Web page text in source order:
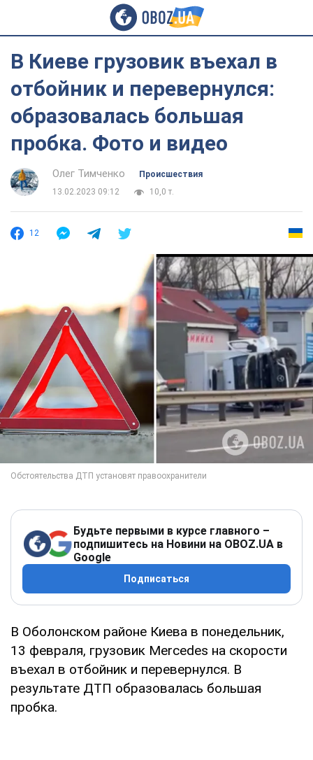
В Киеве грузовик въехал в
отбойник и перевернулся:
образовалась большая
пробка. Фото и видео
Олег Тимченко
Происшествия
13.02.2023 09:12
10,0 т.
12
Будьте первыми в курсе главного –
подпишитесь на Новини на OBOZ.UA в
Google
Подписаться
В Оболонском районе Киева в понедельник,
13 февраля, грузовик Mercedes на скорости
въехал в отбойник и перевернулся. В
результате ДТП образовалась большая
пробка.